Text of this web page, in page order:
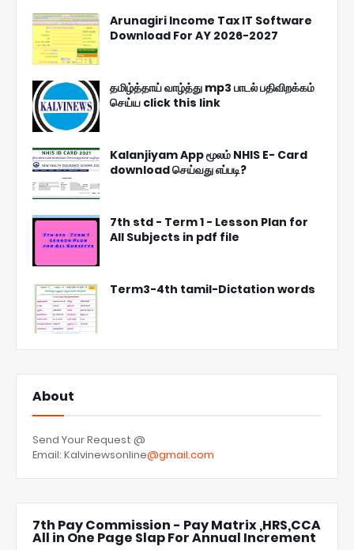
Arunagiri Income Tax IT Software
Download For AY 2026-2027
தமிழ்த்தாய் வாழ்த்து mp3 பாடல் பதிவிறக்கம்
செய்ய click this link
Kalanjiyam App மூலம் NHIS E- Card
download செய்வது எப்படி?
7th std - Term 1 - Lesson Plan for
All Subjects in pdf file
Term3-4th tamil-Dictation words
About
Send Your Request @
Email: Kalvinewsonline@gmail.com
7th Pay Commission - Pay Matrix ,HRS,CCA
All in One Page Slap For Annual Increment